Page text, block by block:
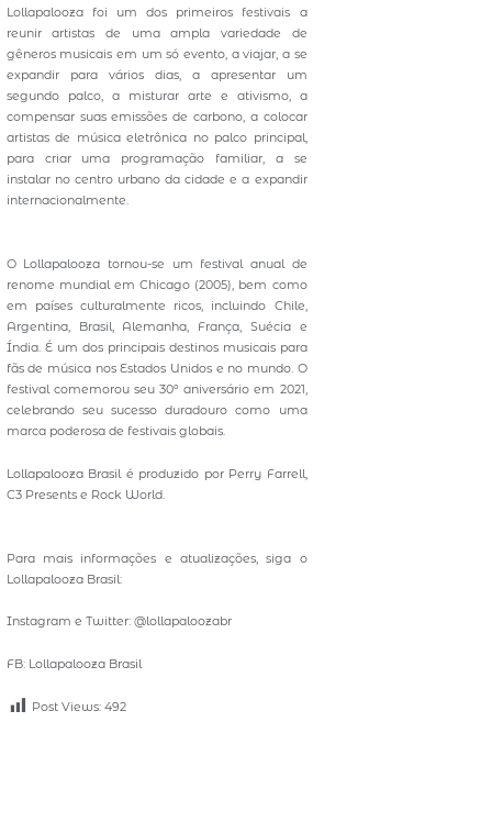
Lollapalooza foi um dos primeiros festivais a
reunir artistas de uma ampla variedade de
gêneros musicais em um só evento, a viajar, a se
expandir para vários dias, a apresentar um
segundo palco, a misturar arte e ativismo, a
compensar suas emissões de carbono, a colocar
artistas de música eletrônica no palco principal,
para criar uma programação familiar, a se
instalar no centro urbano da cidade e a expandir
internacionalmente.
O Lollapalooza tornou-se um festival anual de
renome mundial em Chicago (2005), bem como
em países culturalmente ricos, incluindo Chile,
Argentina, Brasil, Alemanha, França, Suécia e
Índia. É um dos principais destinos musicais para
fãs de música nos Estados Unidos e no mundo. O
festival comemorou seu 30º aniversário em 2021,
celebrando seu sucesso duradouro como uma
marca poderosa de festivais globais.
Lollapalooza Brasil é produzido por Perry Farrell,
C3 Presents e Rock World.
Para mais informações e atualizações, siga o
Lollapalooza Brasil:
Instagram e Twitter: @lollapaloozabr
FB: Lollapalooza Brasil
Post Views: 492